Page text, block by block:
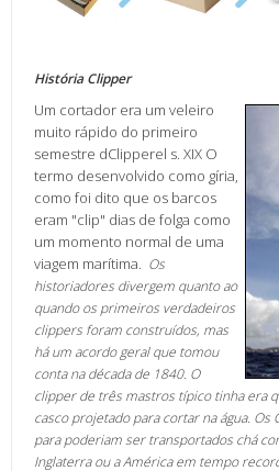
História Clipper
Um cortador era um veleiro
muito rápido do primeiro
semestre dClipperel s. XIX O
termo desenvolvido como gíria,
como foi dito que os barcos
eram "clip" dias de folga como
um momento normal de uma
viagem marítima. Os
historiadores divergem quanto ao
quando os primeiros verdadeiros
clippers foram construídos, mas
há um acordo geral que tomou
conta na década de 1840. O
clipper de três mastros típico tinha era
casco projetado para cortar na água.
para poderiam ser transportados chá
Inglaterra ou a América em tempo